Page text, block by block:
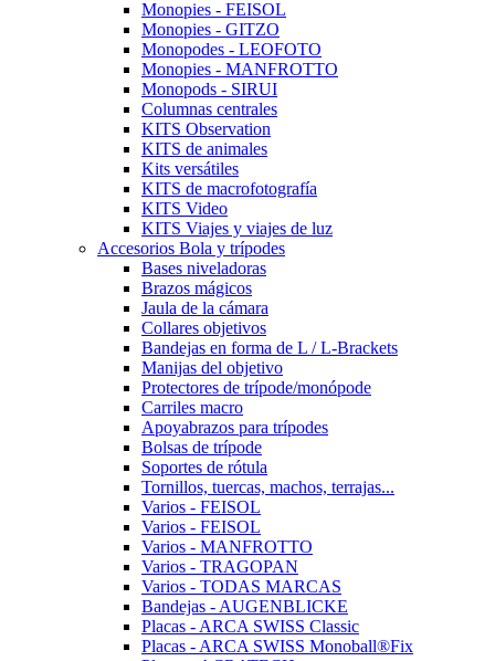
Monopies - FEISOL
Monopies - GITZO
Monopodes - LEOFOTO
Monopies - MANFROTTO
Monopods - SIRUI
Columnas centrales
KITS Observation
KITS de animales
Kits versátiles
KITS de macrofotografía
KITS Video
KITS Viajes y viajes de luz
Accesorios Bola y trípodes
Bases niveladoras
Brazos mágicos
Jaula de la cámara
Collares objetivos
Bandejas en forma de L / L-Brackets
Manijas del objetivo
Protectores de trípode/monópode
Carriles macro
Apoyabrazos para trípodes
Bolsas de trípode
Soportes de rótula
Tornillos, tuercas, machos, terrajas...
Varios - FEISOL
Varios - FEISOL
Varios - MANFROTTO
Varios - TRAGOPAN
Varios - TODAS MARCAS
Bandejas - AUGENBLICKE
Placas - ARCA SWISS Classic
Placas - ARCA SWISS Monoball®Fix